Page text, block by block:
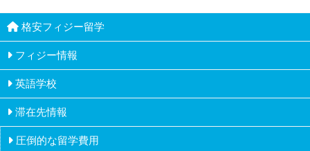
格安フィジー留学
フィジー情報
ナンディ
ナマカ
ラウトカ
英語学校
教員とカウンセラー
カリキュラム
滞在先情報
ホームステイ
圧倒的な留学費用